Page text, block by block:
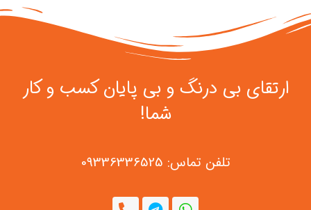
ارتقای بی درنگ و بی پایان کسب و کار
شما!
تلفن تماس: 09336336525